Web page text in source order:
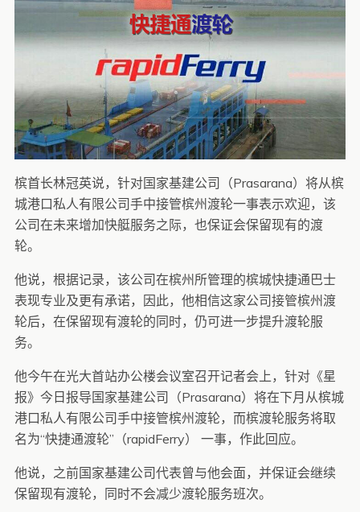
槟首长林冠英说，针对国家基建公司（Prasarana）将从槟
城港口私人有限公司手中接管槟州渡轮一事表示欢迎，该
公司在未来增加快艇服务之际，也保证会保留现有的渡
轮。
他说，根据记录，该公司在槟州所管理的槟城快捷通巴士
表现专业及更有承诺，因此，他相信这家公司接管槟州渡
轮后，在保留现有渡轮的同时，仍可进一步提升渡轮服
务。
他今午在光大首站办公楼会议室召开记者会上，针对《星
报》今日报导国家基建公司（Prasarana）将在下月从槟城
港口私人有限公司手中接管槟州渡轮，而槟渡轮服务将取
名为“快捷通渡轮”（rapidFerry） 一事，作此回应。
他说，之前国家基建公司代表曾与他会面，并保证会继续
保留现有渡轮，同时不会减少渡轮服务班次。